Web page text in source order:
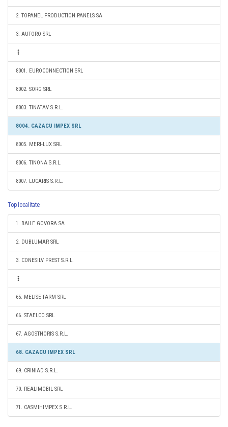
2. TOPANEL PRODUCTION PANELS SA
3. AUTORO SRL
8001. EUROCONNECTION SRL
8002. SORG SRL
8003. TINATAV S.R.L.
8004. CAZACU IMPEX SRL
8005. MERI-LUX SRL
8006. TINONA S.R.L.
8007. LUCARIS S.R.L.
Top localitate
1. BAILE GOVORA SA
2. DUBLUMAR SRL
3. CONESILV PREST S.R.L.
65. MELISE FARM SRL
66. STAELCO SRL
67. AGOSTNORIS S.R.L.
68. CAZACU IMPEX SRL
69. CRINIAD S.R.L.
70. REALIMOBIL SRL
71. CASMIHIMPEX S.R.L.